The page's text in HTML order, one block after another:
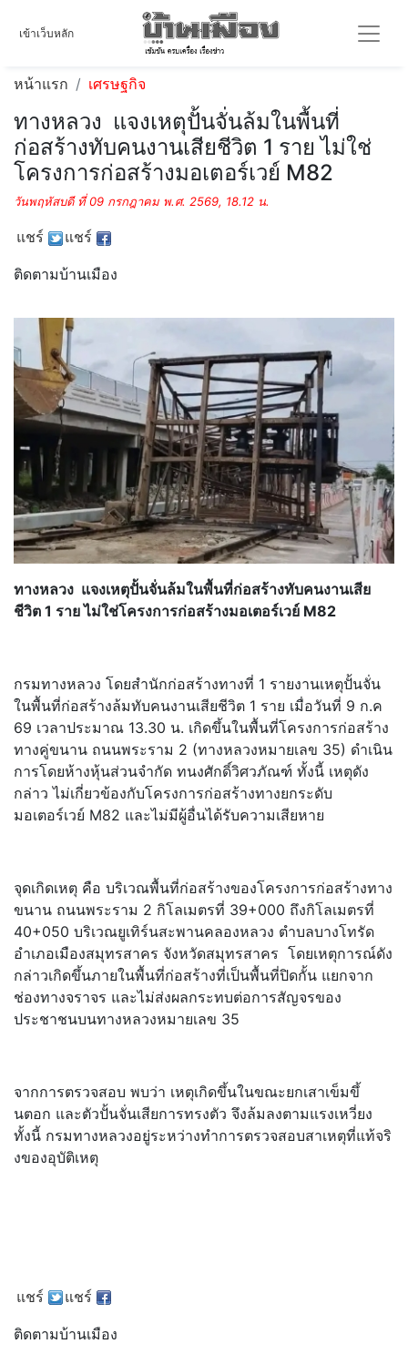
เข้าเว็บหลัก
หน้าแรก เศรษฐกิจ
ทางหลวง แจงเหตุปั้นจั่นล้มในพื้นที่
ก่อสร้างทับคนงานเสียชีวิต 1 ราย ไม่ใช่
โครงการก่อสร้างมอเตอร์เวย์ M82
วันพฤหัสบดี ที่ 09 กรกฎาคม พ.ศ. 2569, 18.12 น.
แชร์ แชร์
ติดตามบ้านเมือง
ทางหลวง แจงเหตุปั้นจั่นล้มในพื้นที่ก่อสร้างทับคนงานเสีย
ชีวิต 1 ราย ไม่ใช่โครงการก่อสร้างมอเตอร์เวย์ M82
กรมทางหลวง โดยสำนักก่อสร้างทางที่ 1 รายงานเหตุปั้นจั่น
ในพื้นที่ก่อสร้างล้มทับคนงานเสียชีวิต 1 ราย เมื่อวันที่ 9 ก.ค
69 เวลาประมาณ 13.30 น. เกิดขึ้นในพื้นที่โครงการก่อสร้าง
ทางคู่ขนาน ถนนพระราม 2 (ทางหลวงหมายเลข 35) ดำเนิน
การโดยห้างหุ้นส่วนจำกัด ทนงศักดิ์วิศวภัณฑ์ ทั้งนี้ เหตุดัง
กล่าว ไม่เกี่ยวข้องกับโครงการก่อสร้างทางยกระดับ
มอเตอร์เวย์ M82 และไม่มีผู้อื่นได้รับความเสียหาย
จุดเกิดเหตุ คือ บริเวณพื้นที่ก่อสร้างของโครงการก่อสร้างทาง
ขนาน ถนนพระราม 2 กิโลเมตรที่ 39+000 ถึงกิโลเมตรที่
40+050 บริเวณยูเทิร์นสะพานคลองหลวง ตำบลบางโทรัด
อำเภอเมืองสมุทรสาคร จังหวัดสมุทรสาคร โดยเหตุการณ์ดัง
กล่าวเกิดขึ้นภายในพื้นที่ก่อสร้างที่เป็นพื้นที่ปิดกั้น แยกจาก
ช่องทางจราจร และไม่ส่งผลกระทบต่อการสัญจรของ
ประชาชนบนทางหลวงหมายเลข 35
จากการตรวจสอบ พบว่า เหตุเกิดขึ้นในขณะยกเสาเข็มขึ้
นตอก และตัวปั้นจั่นเสียการทรงตัว จึงล้มลงตามแรงเหวี่ยง
ทั้งนี้ กรมทางหลวงอยู่ระหว่างทำการตรวจสอบสาเหตุที่แท้จริ
งของอุบัติเหตุ
แชร์ แชร์
ติดตามบ้านเมือง